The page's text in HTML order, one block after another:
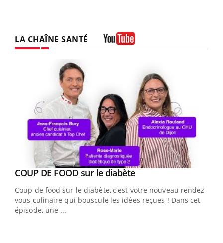
LA CHAÎNE SANTÉ
Youtube
COUP DE FOOD sur le diabèteYoutube
Coup de food sur le diabète, c'est votre nouveau rendez-
vous culinaire qui bouscule les idées reçues ! Dans cet
épisode, une ...